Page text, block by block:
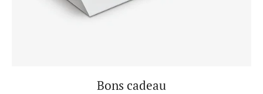
Bons cadeau